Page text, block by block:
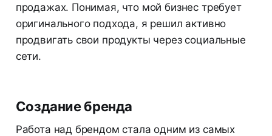
продажах. Понимая, что мой бизнес требует
оригинального подхода, я решил активно
продвигать свои продукты через социальные
сети.
Создание бренда
Работа над брендом стала одним из самых